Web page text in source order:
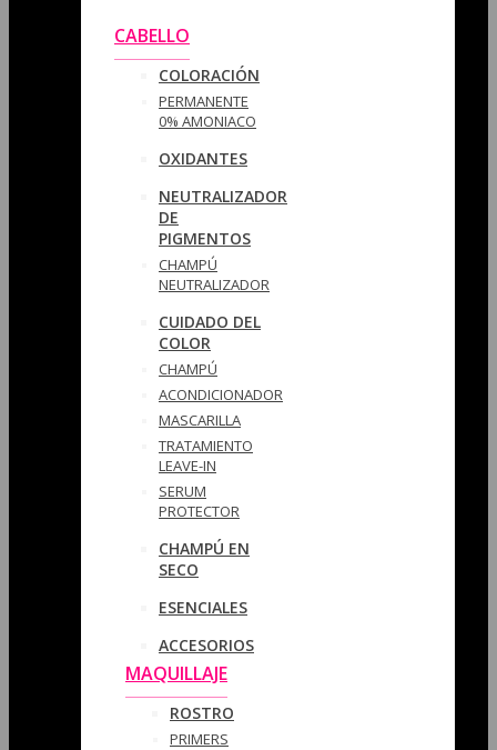
CABELLO
COLORACIÓN
PERMANENTE
0% AMONIACO
OXIDANTES
NEUTRALIZADOR
DE
PIGMENTOS
CHAMPÚ
NEUTRALIZADOR
CUIDADO DEL
COLOR
CHAMPÚ
ACONDICIONADOR
MASCARILLA
TRATAMIENTO
LEAVE-IN
SERUM
PROTECTOR
CHAMPÚ EN
SECO
ESENCIALES
ACCESORIOS
MAQUILLAJE
ROSTRO
PRIMERS